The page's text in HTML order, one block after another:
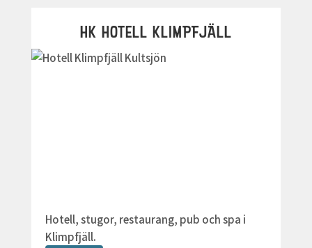
HK HOTELL KLIMPFJÄLL
Hotell, stugor, restaurang, pub och spa i
Klimpfjäll.